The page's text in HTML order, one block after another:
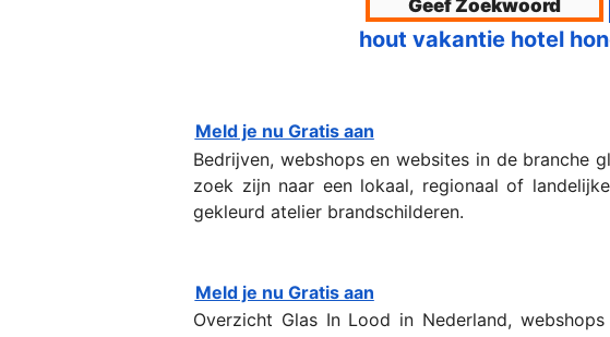
hout vakantie hotel
Meld je nu Gratis aan
Bedrijven, webshops en websites in de branche
zoek zijn naar een lokaal, regionaal of
gekleurd atelier brandschilderen.
Meld je nu Gratis aan
Overzicht Glas In Lood in Nederland,